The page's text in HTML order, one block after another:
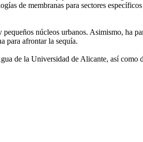
de membranas para sectores
pequeños núcleos urbanos. Asimismo, ha
para afrontar la sequía.
de la Universidad de Alicante, así como